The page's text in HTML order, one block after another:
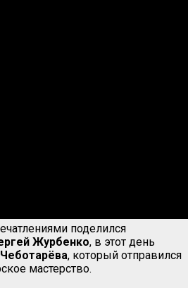
поделился
Журбенко, в этот день
, который отправился
мастерство.